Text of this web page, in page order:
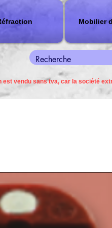
Mobilier
est vendu sans tva, car la société